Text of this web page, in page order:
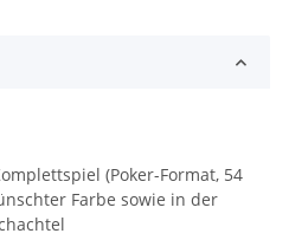
(Poker-Format, 54
Farbe sowie in der